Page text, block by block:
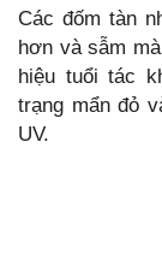
Các đốm tàn
hơn và sẫm
hiệu tuổi tác
trạng mẩn đỏ
UV.